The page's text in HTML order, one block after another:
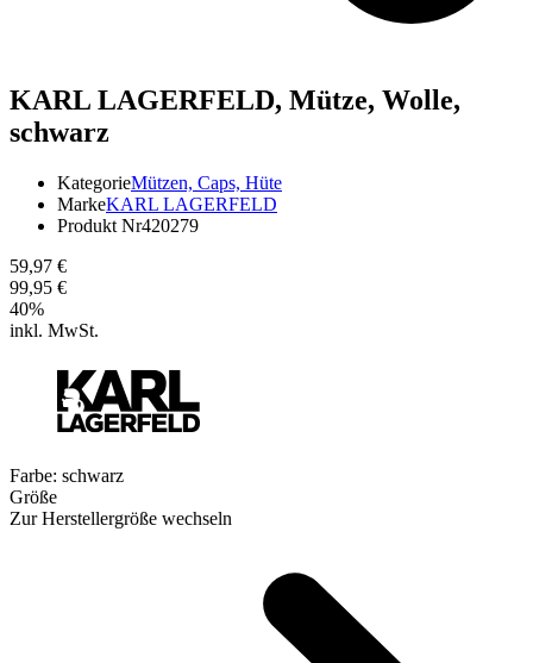
KARL LAGERFELD, Mütze, Wolle,
schwarz
KategorieMützen, Caps, Hüte
MarkeKARL LAGERFELD
Produkt Nr420279
59,97 €
99,95 €
40%
inkl. MwSt.
Farbe: schwarz
Größe
Zur Herstellergröße wechseln